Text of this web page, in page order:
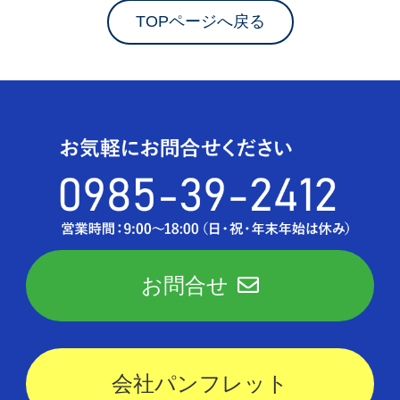
TOPページへ戻る
お問合せ
会社パンフレット